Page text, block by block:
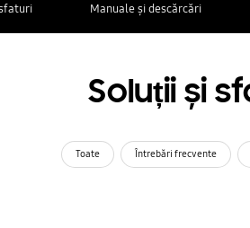
Manuale și descărcări
Soluții și
Toate Întrebări frecvente